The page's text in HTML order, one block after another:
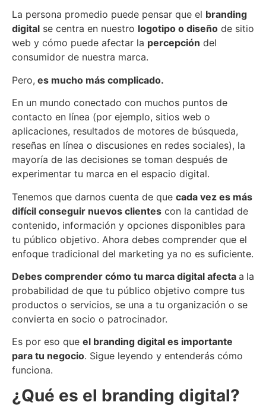
La persona promedio puede pensar que el branding
digital se centra en nuestro logotipo o diseño de sitio
web y cómo puede afectar la percepción del
consumidor de nuestra marca.
Pero, es mucho más complicado.
En un mundo conectado con muchos puntos de
contacto en línea (por ejemplo, sitios web o
aplicaciones, resultados de motores de búsqueda,
reseñas en línea o discusiones en redes sociales), la
mayoría de las decisiones se toman después de
experimentar tu marca en el espacio digital.
Tenemos que darnos cuenta de que cada vez es más
difícil conseguir nuevos clientes con la cantidad de
contenido, información y opciones disponibles para
tu público objetivo. Ahora debes comprender que el
enfoque tradicional del marketing ya no es suficiente.
Debes comprender cómo tu marca digital afecta a la
probabilidad de que tu público objetivo compre tus
productos o servicios, se una a tu organización o se
convierta en socio o patrocinador.
Es por eso que el branding digital es importante
para tu negocio. Sigue leyendo y entenderás cómo
funciona.
¿Qué es el branding digital?